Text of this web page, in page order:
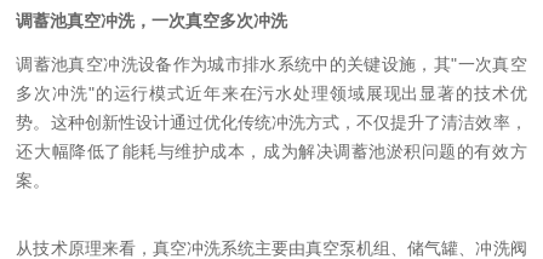
调蓄池真空冲洗，一次真空多次冲洗
调蓄池真空冲洗设备作为城市排水系统中的关键设施，其"一次真空
多次冲洗"的运行模式近年来在污水处理领域展现出显著的技术优
势。这种创新性设计通过优化传统冲洗方式，不仅提升了清洁效率，
还大幅降低了能耗与维护成本，成为解决调蓄池淤积问题的有效方
案。
从技术原理来看，真空冲洗系统主要由真空泵机组、储气罐、冲洗阀